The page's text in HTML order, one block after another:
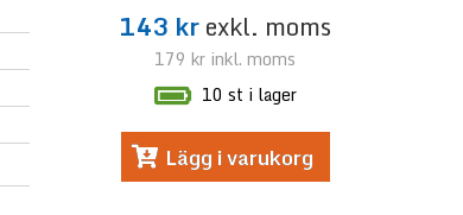
143 krexkl. moms
179 kr inkl. moms
10 st i lager
Lägg i varukorg